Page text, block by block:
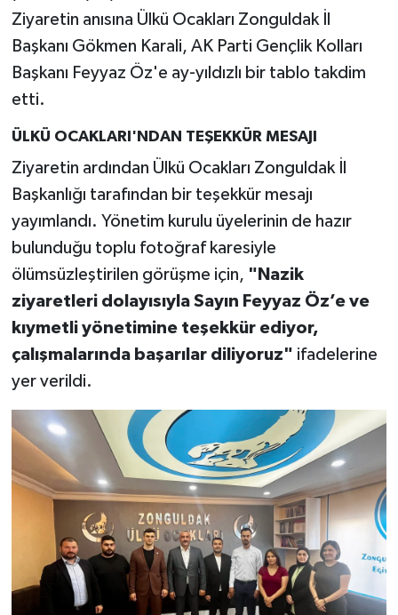
Ziyaretin anısına Ülkü Ocakları Zonguldak İl
Başkanı Gökmen Karali, AK Parti Gençlik Kolları
Başkanı Feyyaz Öz'e ay-yıldızlı bir tablo takdim
etti.
ÜLKÜ OCAKLARI'NDAN TEŞEKKÜR MESAJI
Ziyaretin ardından Ülkü Ocakları Zonguldak İl
Başkanlığı tarafından bir teşekkür mesajı
yayımlandı. Yönetim kurulu üyelerinin de hazır
bulunduğu toplu fotoğraf karesiyle
ölümsüzleştirilen görüşme için, "Nazik
ziyaretleri dolayısıyla Sayın Feyyaz Öz’e ve
kıymetli yönetimine teşekkür ediyor,
çalışmalarında başarılar diliyoruz" ifadelerine
yer verildi.